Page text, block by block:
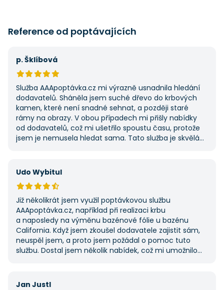
Reference od poptávajících
p. Šklíbová
Služba AAApoptávka.cz mi výrazně usnadnila hledání
dodavatelů. Sháněla jsem suché dřevo do krbových
kamen, které není snadné sehnat, a později staré
rámy na obrazy. V obou případech mi přišly nabídky
od dodavatelů, což mi ušetřilo spoustu času, protože
jsem je nemusela hledat sama. Tato služba je skvělá
Udo Wybitul
Již několikrát jsem využil poptávkovou službu
AAApoptávka.cz, například při realizaci krbu
a naposledy na výměnu bazénové fólie u bazénu
California. Když jsem zkoušel dodavatele zajistit sám,
neuspěl jsem, a proto jsem požádal o pomoc tuto
službu. Dostal jsem několik nabídek, což mi umožnilo
i ostatním.
Jan Justl